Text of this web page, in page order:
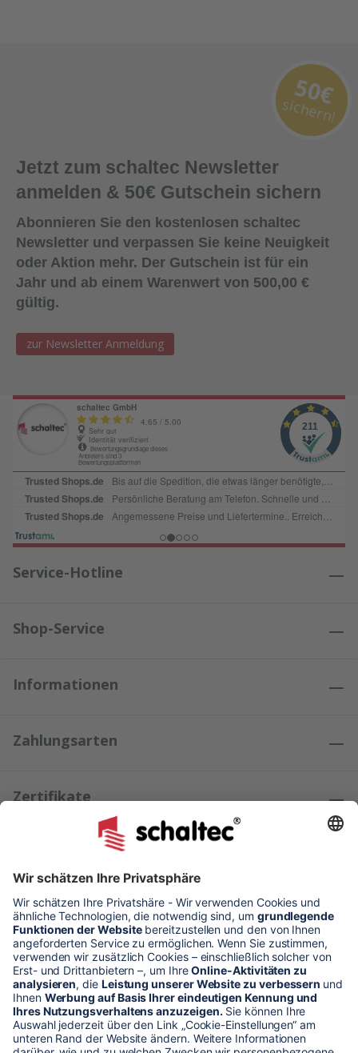
Jetzt zum schaltec Newsletter
anmelden & 50€ Gutschein sichern
Abonnieren Sie den kostenlosen schaltec
Newsletter und verpassen Sie keine Neuigkeit
oder Aktion mehr. Der Gutschein ist für ein
Jahr und ab einem Warenwert von 500,00 €
gültig.
zur Newsletter Anmeldung
50€
sichern!
Service-Hotline
Shop-Service
Informationen
Zahlungsarten
Zertifikate
Kundenmeinungen
* Alle Preise verstehen sich zzgl. Mehrwertsteuer und Versandkosten